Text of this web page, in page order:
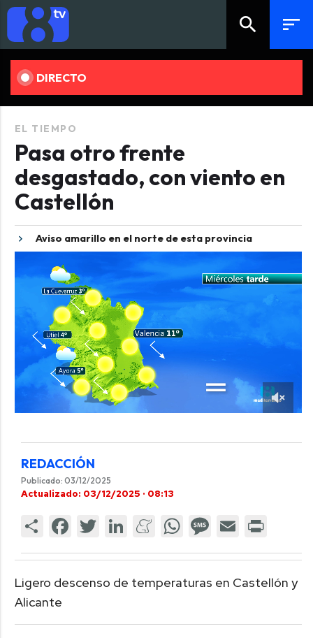
search sort
DIRECTO
EL TIEMPO
Pasa otro frente
desgastado, con viento en
Castellón
Aviso amarillo en el norte de esta provincia
REDACCIÓN
Publicado: 03/12/2025
Actualizado: 03/12/2025 · 08:13
Ligero descenso de temperaturas en Castellón y
Alicante